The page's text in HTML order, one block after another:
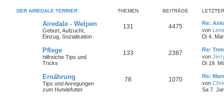
DER AIREDALE TERRIER THEMEN BEITRÄGE
Airedale - Welpen
Geburt, Aufzucht,
Einzug, Sozialisation
131 4475
Re:
von
Lena
Di 4.
Pflege
hilfreiche Tips und
Tricks
133 2387
Re:
von
Di 19.
Ernährung
Tips und Anregungen
zum Hundefutter
78 1070
Re:
von
Sa 7.